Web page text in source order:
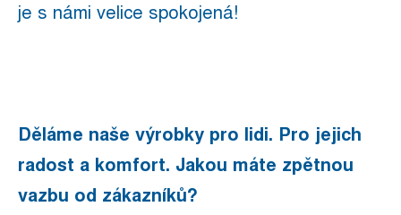
je s námi velice spokojená!
Děláme naše výrobky pro lidi. Pro jejich
radost a komfort. Jakou máte zpětnou
vazbu od zákazníků?